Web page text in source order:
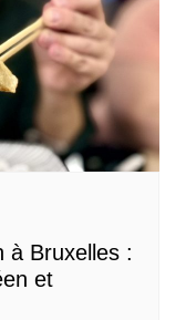
à Bruxelles :
et